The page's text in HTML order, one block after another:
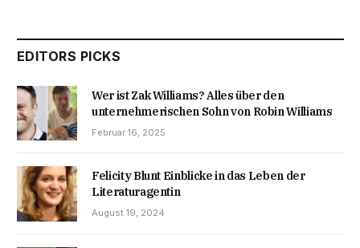
EDITORS PICKS
Wer ist Zak Williams? Alles über den
unternehmerischen Sohn von Robin Williams
Februar 16, 2025
Felicity Blunt Einblicke in das Leben der
Literaturagentin
August 19, 2024